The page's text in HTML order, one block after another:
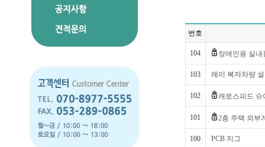
번호
104 장애인용 실
103 레이 복자차량
102 캐로스피드
101 2층 주택 외부
100 PCB 지그